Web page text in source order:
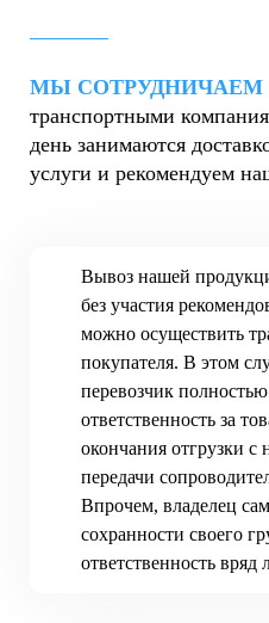
МЫ СОТРУДНИЧАЕМ
транспортными
день занимаются
услуги и рекомендуем
Вывоз нашей
без участия
можно осуществить
покупателя. В этом
перевозчик полностью
ответственность за
окончания отгрузки с
передачи
Впрочем, владелец
сохранности своего
ответственность вряд